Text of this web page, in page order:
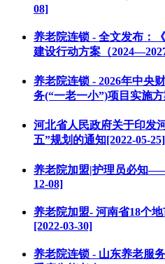
08]
养老院连锁 - 全文发布：
建设行动方案（
养老院连锁 - 2026年中央
务(“一老一小”)项目实施方
河北省人民政府关于印发
五”规划的通知[2022-05-25]
养老院加盟|护理员必知
12-08]
养老院加盟- 河南省18个
[2022-03-30]
养老院连锁 - 山东养老服